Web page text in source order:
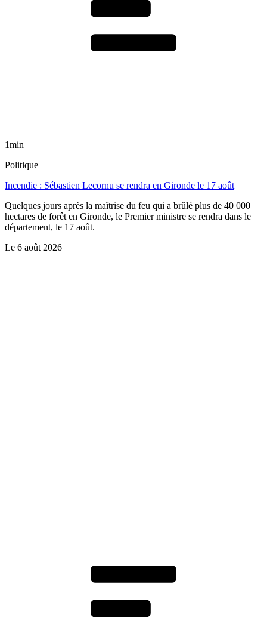
1min
Politique
Incendie : Sébastien Lecornu se rendra en Gironde le 17 août
Quelques jours après la maîtrise du feu qui a brûlé plus de 40 000
hectares de forêt en Gironde, le Premier ministre se rendra dans le
département, le 17 août.
Le 6 août 2026